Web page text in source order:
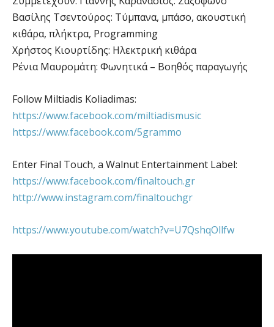
Βασίλης Τσεντούρος: Τύμπανα, μπάσο, ακουστική
κιθάρα, πλήκτρα, Programming
Χρήστος Κιουρτίδης: Ηλεκτρική κιθάρα
Ρένια Μαυρομάτη: Φωνητικά – Βοηθός παραγωγής
Follow Miltiadis Koliadimas:
https://www.facebook.com/miltiadismusic
https://www.facebook.com/5grammo
Enter Final Touch, a Walnut Entertainment Label:
https://www.facebook.com/finaltouch.gr
http://www.instagram.com/finaltouchgr
https://www.youtube.com/watch?v=U7QshqOllfw